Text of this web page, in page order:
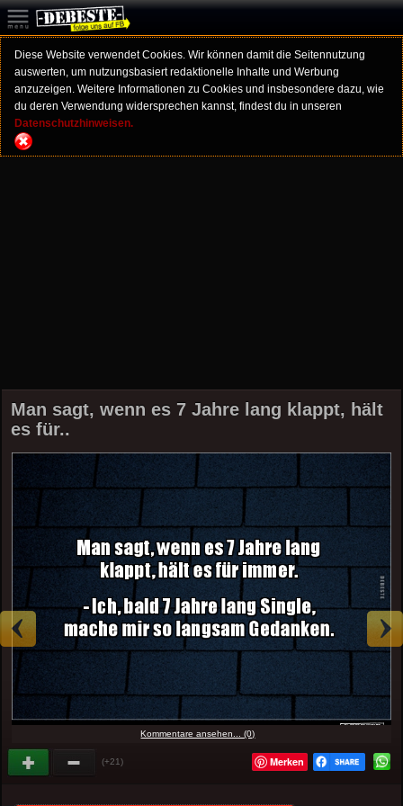
Diese Website verwendet Cookies. Wir können damit die Seitennutzung
auswerten, um nutzungsbasiert redaktionelle Inhalte und Werbung
anzuzeigen. Weitere Informationen zu Cookies und insbesondere dazu, wie
du deren Verwendung widersprechen kannst, findest du in unseren
Datenschutzhinweisen.
Man sagt, wenn es 7 Jahre lang klappt, hält
es für..
Kommentare ansehen... (0)
(+21) Merken